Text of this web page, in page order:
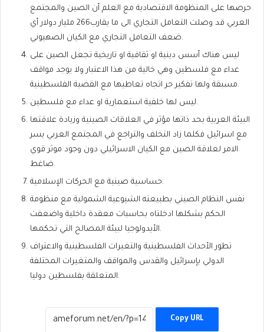
حرصها على المنظومة الاقتصادية مع العلم أن الصين والمجتمع
العربي قد وصلت التعامل التجاري الى ما يقارب266 مليار دولار أي
ضعف التعامل التجاري مع الكيان الصهيوني.
ليس هناك أسس دينية او ثقافية او تاريخية تجعل الصين على
عداء مع فلسطين وهي خالية من هذا الاعتبار ولا يوجد مواقف
مسبقة ولها تفكير حر اتجاه تعاطيها مع القضية الفلسطينية.
ليس لها خلفية استعمارية او عداء مع فلسطين.
البيئة العربية بحد ذاتها مؤثر في العلاقات الصينية وزيادة علاقتها
مع اسرائيل فكلما زاد التخلف والتراجع في المجتمع العربي يسر
الامر لعلاقة الصين مع الكيان الاسرائيلي دون وجود موثر قوي
ضاغط.
حساسية صينية مع الحركات الإسلامية.
نفس النظام الصيني بطبيعته الشيوعية الشمولية مع منظومة
الحكم بشكلها ادخلتاه بحاسبات معقدة داخلية واضعفت
الأيدولوجيا لبيئة المصالح التي تحكمها.
تطور الأحداث الفلسطينية والتغيرات الفلسطينية والاعتراف
الدولي بإسرائيل والقدس والمواقف والمتغيرات المختلفة
المتعلقة بفلسطين دوليا.
Copy URL